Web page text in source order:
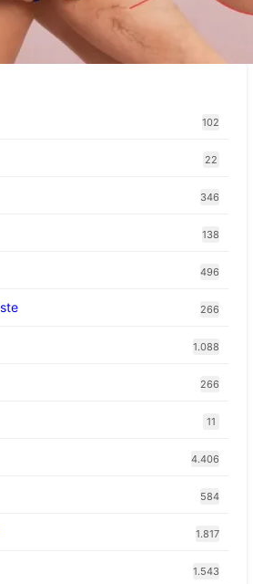
Simptomelor și Măsurilor de
102
22
346
138
496
266
1.088
266
11
4.406
584
1.817
1.543